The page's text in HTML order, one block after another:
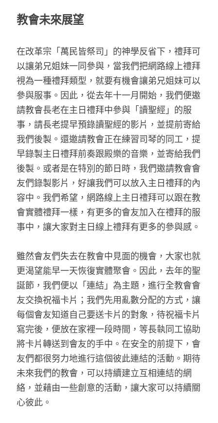
教會未來展望
在改革宗「萬民皆祭司」的神學反省下，禮拜可
以讓弟兄姐妹一同參與，當我們把網路線上禮拜
視為一種禮拜類型，就要有機會讓弟兄姐妹可以
參與服事。因此，從去年十一月開始，我們便邀
請教會長老在主日禮拜中參與「讀聖經」的服
事，請長老提早預錄讀聖經的影片，並提前寄給
我們後製。還邀請教會正在練習司琴的同工，提
早錄製主日禮拜前奏跟殿樂的音樂，並寄給我們
後製。或者是在特別的節日時，我們邀請教會會
友們錄製影片，好讓我們可以放入主日禮拜的內
容中。我們希望，網路線上主日禮拜可以跟在教
會實體禮拜一樣，有更多的會友加入在禮拜的服
事中，讓大家對主日線上禮拜有更多的參與感。
雖然會友們失去在教會中見面的機會，大家也就
更渴望能早一天恢復實體聚會。因此，去年的聖
誕節，我們便以「連結」為主題，進行全教會會
友交換祝福卡片；我們先用亂數分配的方式，讓
每個會友知道自己要送卡片的對象，待祝福卡片
寫完後，便放在家裡一段時間，等長執同工協助
將卡片轉送到會友的手中。在安全的前提下，會
友們都很努力地進行這個彼此連結的活動。期待
未來我們的教會，可以持續建立互相連結的網
絡，並藉由一些創意的活動，讓大家可以持續關
心彼此。